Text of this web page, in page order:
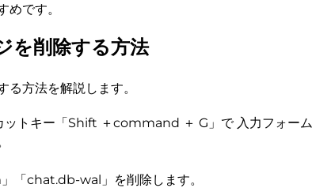
めです。
を削除する方法
る方法を解説します。
トキー「Shift ＋command ＋ G」で 入力フォーム
「chat.db-wal」を削除します。